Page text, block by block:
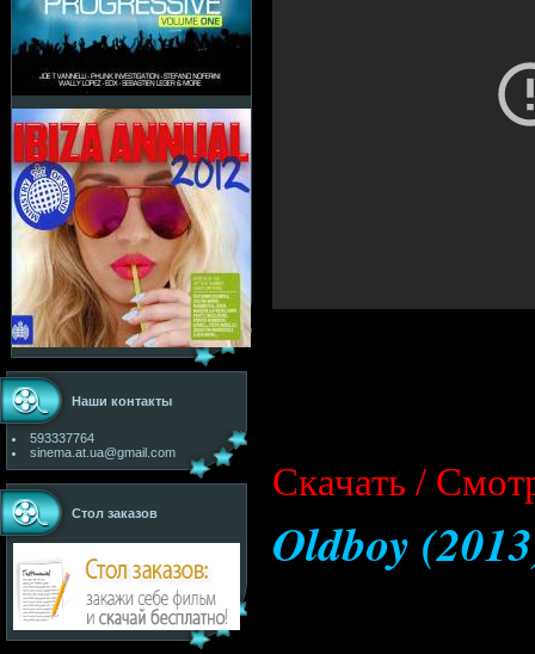
Наши контакты
593337764
sinema.at.ua@gmail.com
Стол заказов
Cкачать /
Oldboy